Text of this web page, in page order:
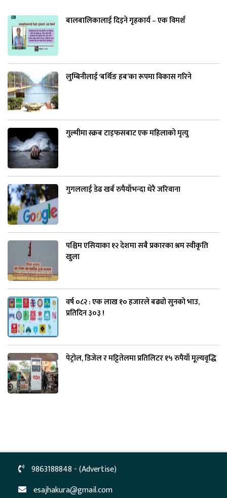
बालबालिकालाई दिइने गृहकार्य – एक विमर्श
लुम्बिनीलाई ‘बर्थिङ हब’का रूपमा विकास गरिने
गुल्मीमा स्क्रब टाइफसबाट एक महिलाको मृत्यु
गुगललाई डेढ खर्ब रुपैयाँभन्दा धेरै जरिवाना
पश्चिम एसियाका १२ देशमा सबै प्रकारका श्रम स्वीकृति
खुला
वर्ष ०८२ : एक लाख १० हजारले बढ्यो सुनको भाउ,
प्रतिदिन ३०३ !
पेट्रोल, डिजेल र मट्टितेलमा प्रतिलिटर १५ रुपैयाँ मूल्यवृद्धि
9863188848 - (Advertise)
esajhakura@gmail.com